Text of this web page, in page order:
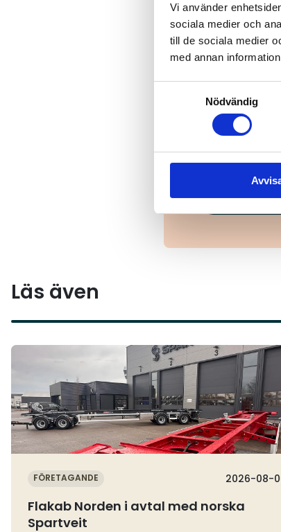
Vi använder
sociala medier och
till de sociala medier
med annan
Nödvändig
Tidigare i år
fordon.
Tipsa
Tipsa oss om
Mejla
Läs även
FÖRETAGANDE 2026-08-
Flakab Norden i avtal med norska
Spartveit
Läs mer